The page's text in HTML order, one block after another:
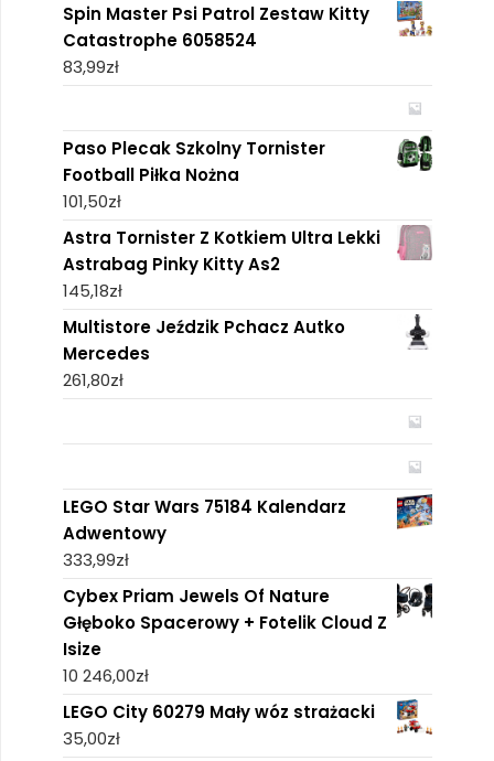
Spin Master Psi Patrol Zestaw Kitty
Catastrophe 6058524
83,99zł
Paso Plecak Szkolny Tornister
Football Piłka Nożna
101,50zł
Astra Tornister Z Kotkiem Ultra Lekki
Astrabag Pinky Kitty As2
145,18zł
Multistore Jeździk Pchacz Autko
Mercedes
261,80zł
LEGO Star Wars 75184 Kalendarz
Adwentowy
333,99zł
Cybex Priam Jewels Of Nature
Głęboko Spacerowy + Fotelik Cloud Z
Isize
10 246,00zł
LEGO City 60279 Mały wóz strażacki
35,00zł